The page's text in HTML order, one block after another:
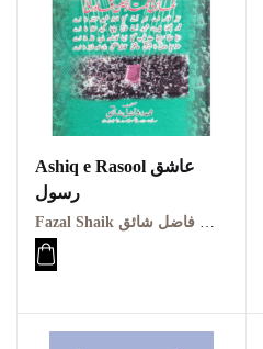
Ashiq e Rasool عاشق
رسول
Fazal Shaik ملک الشعراء جناب فاضل شائق